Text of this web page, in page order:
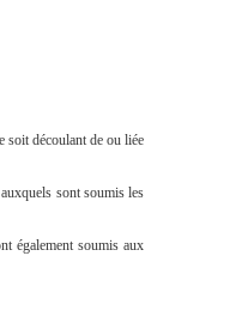
soit découlant de ou liée
sont soumis les
également soumis aux